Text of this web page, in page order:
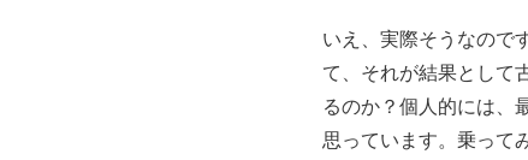
いえ、実際そうなので
て、それが結果として
るのか？個人的には、
思っています。乗って